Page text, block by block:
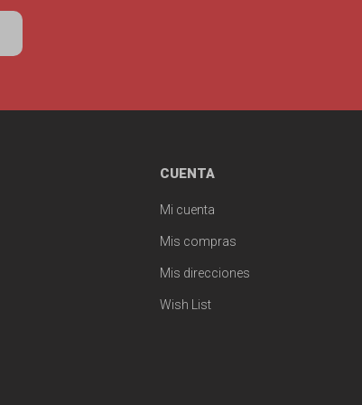
CUENTA
Mi cuenta
Mis compras
Mis direcciones
Wish List